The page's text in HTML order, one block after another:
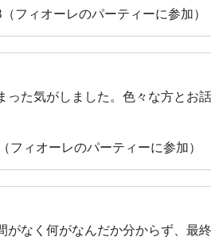
フィオーレのパーティーに参加）
た気がしました。色々な方とお
ィオーレのパーティーに参加）
なく何がなんだか分からず、最